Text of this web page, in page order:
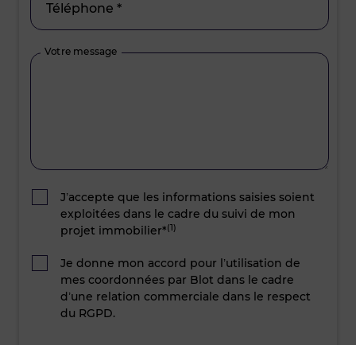
Téléphone *
Votre message
J’accepte que les informations saisies soient
exploitées dans le cadre du suivi de mon
projet immobilier*(1)
Je donne mon accord pour l’utilisation de
mes coordonnées par Blot dans le cadre
d’une relation commerciale dans le respect
du RGPD.